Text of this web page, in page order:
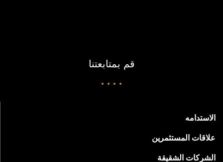
قم بمتابعتنا
الاستدامه
علاقات المستثمرين
الشركات الشقيقة